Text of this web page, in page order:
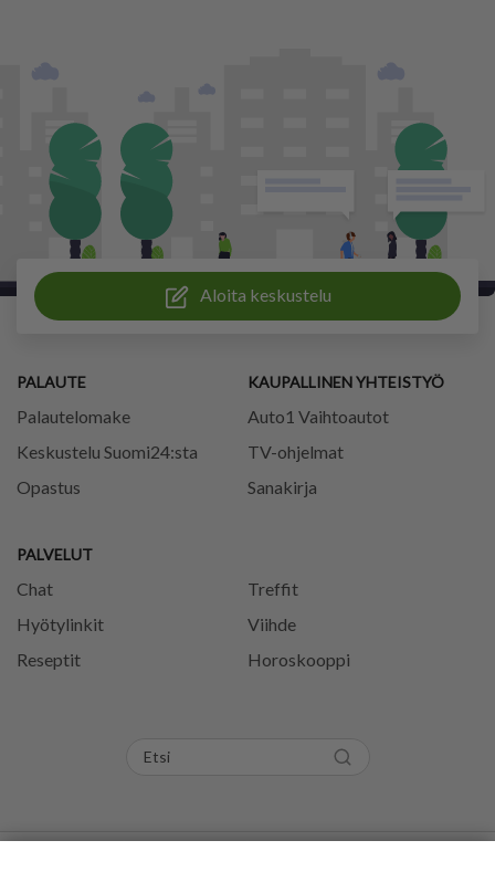
Aloita keskustelu
PALAUTE
Palautelomake
Keskustelu Suomi24:sta
Opastus
PALVELUT
Chat
Treffit
Hyötylinkit
Viihde
Reseptit
Horoskooppi
KAUPALLINEN YHTEISTYÖ
Auto1 Vaihtoautot
TV-ohjelmat
Sanakirja